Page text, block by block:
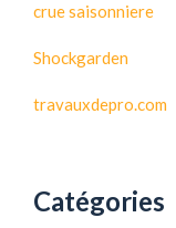
crue saisonniere
Shockgarden
travauxdepro.com
Catégories